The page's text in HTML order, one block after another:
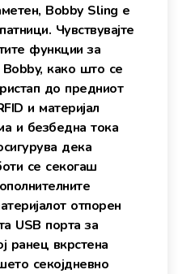
Bobby Sling е
Чувствувајте
функции за
како што се
до предниот
и материјал
и безбедна тока
дека
се секогаш
отпорен
USB порта за
ранец вкрстена
секојдневно